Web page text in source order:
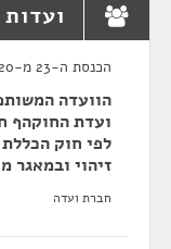
ועדות
הכנסת ה-23 מ-30/11/2020 עד 05/01/2021
הוועדה
ועדת החוקהף
לפי חוק
זיהוי ובמאגר
חברת ועדה